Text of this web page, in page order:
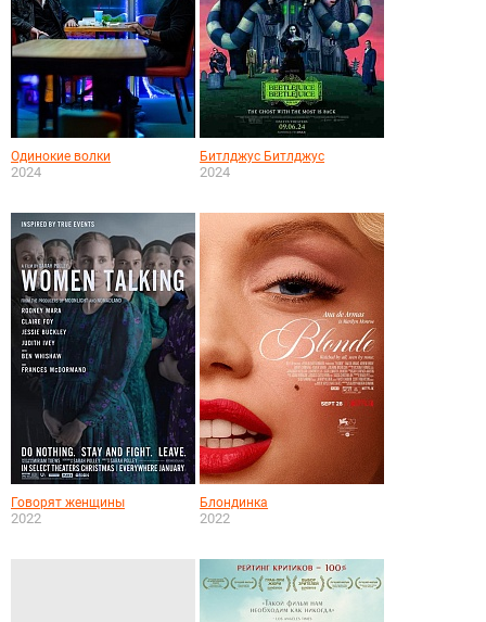
Одинокие волки
2024
Битлджус Битлджус
2024
Говорят женщины
2022
Блондинка
2022